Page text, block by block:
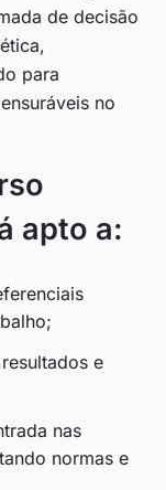
de decisão
para
no
apto a:
e
nas
normas e